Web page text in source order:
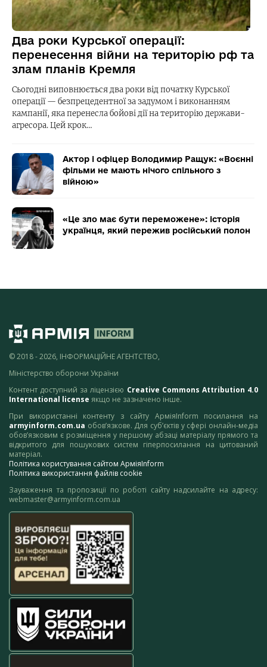
Два роки Курської операції:
перенесення війни на територію рф та
злам планів Кремля
Сьогодні виповнюється два роки від початку Курської
операції — безпрецедентної за задумом і виконанням
кампанії, яка перенесла бойові дії на територію держави-
агресора. Цей крок…
Актор і офіцер Володимир Ращук: «Воєнні
фільми не мають нічого спільного з
війною»
«Це зло має бути переможене»: історія
українця, який пережив російський полон
© 2018 - 2026, ІНФОРМАЦІЙНЕ АГЕНТСТВО,
Міністерство оборони України
Контент доступний за ліцензією Creative Commons Attribution 4.0
International license якщо не зазначено інше.
При використанні контенту з сайту АрміяInform посилання на
armyinform.com.ua обов’язкове. Для суб’єктів у сфері онлайн-медіа
обов’язковим є розміщення у першому абзаці матеріалу прямого та
відкритого для пошукових систем гіперпосилання на цитований
матеріал.
Політика користування сайтом АрміяInform
Політика використання файлів cookie
Зауваження та пропозиції по роботі сайту надсилайте на адресу:
webmaster@armyinform.com.ua